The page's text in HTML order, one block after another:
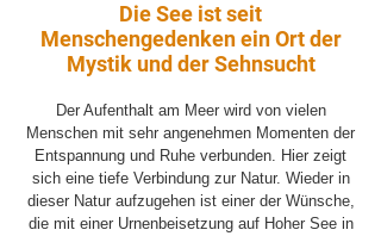
Die See ist seit
Menschengedenken ein Ort der
Mystik und der Sehnsucht
Der Aufenthalt am Meer wird von vielen
Menschen mit sehr angenehmen Momenten der
Entspannung und Ruhe verbunden. Hier zeigt
sich eine tiefe Verbindung zur Natur. Wieder in
dieser Natur aufzugehen ist einer der Wünsche,
die mit einer Urnenbeisetzung auf Hoher See in